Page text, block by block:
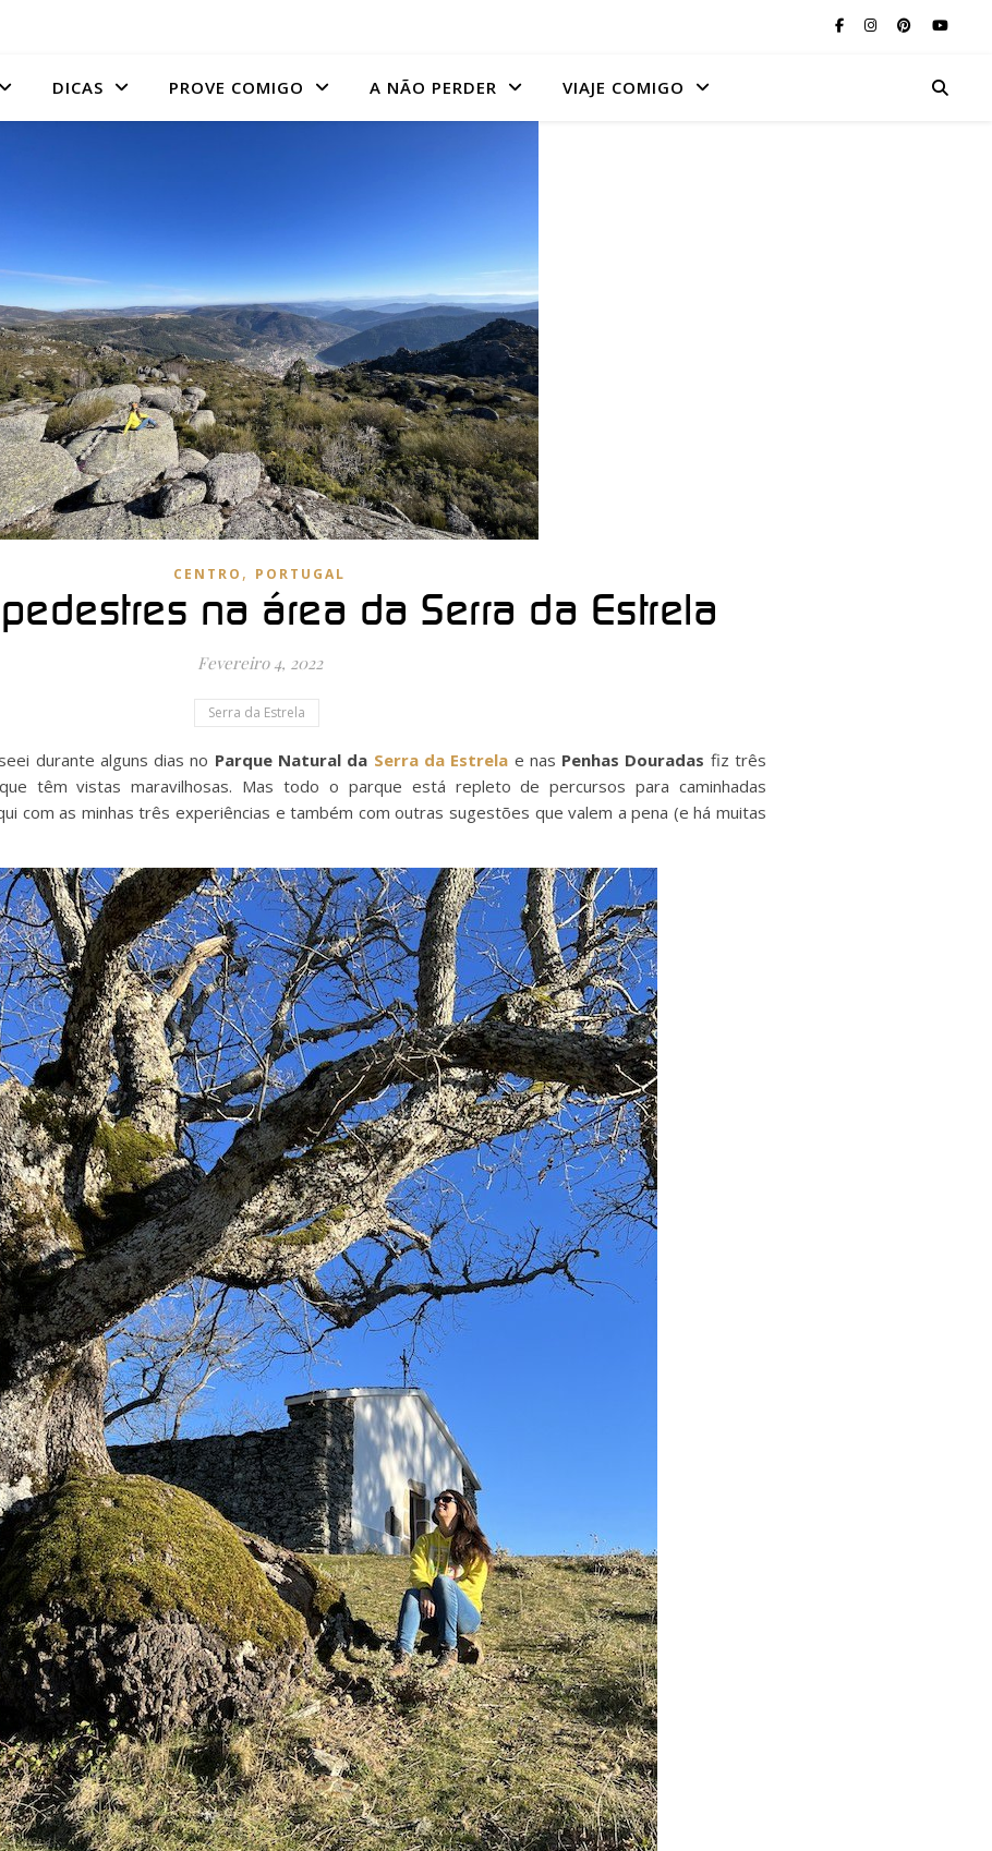
DICAS PROVE COMIGO A NÃO PERDER VIAJE COMIGO
CENTRO , PORTUGAL
na área da Serra da Estrela
Fevereiro 4, 2022
Serra da Estrela
durante alguns dias no Parque Natural da Serra da Estrela e nas Penhas Douradas fiz três
têm vistas maravilhosas. Mas todo o parque está repleto de percursos para caminhadas
com as minhas três experiências e também com outras sugestões que valem a pena (e há muitas